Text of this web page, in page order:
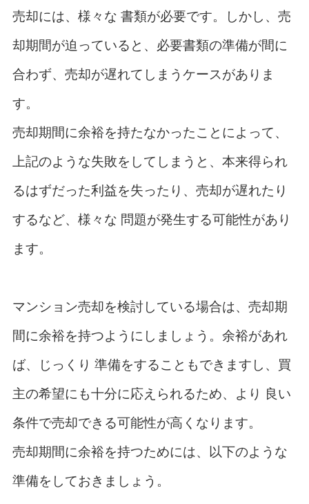
売却には、様々な 書類が必要です。しかし、売
却期間が迫っていると、必要書類の準備が間に
合わず、売却が遅れてしまうケースがありま
す。
売却期間に余裕を持たなかったことによって、
上記のような失敗をしてしまうと、本来得られ
るはずだった利益を失ったり、売却が遅れたり
するなど、様々な 問題が発生する可能性があり
ます。
マンション売却を検討している場合は、売却期
間に余裕を持つようにしましょう。余裕があれ
ば、じっくり 準備をすることもできますし、買
主の希望にも十分に応えられるため、より 良い
条件で売却できる可能性が高くなります。
売却期間に余裕を持つためには、以下のような
準備をしておきましょう。